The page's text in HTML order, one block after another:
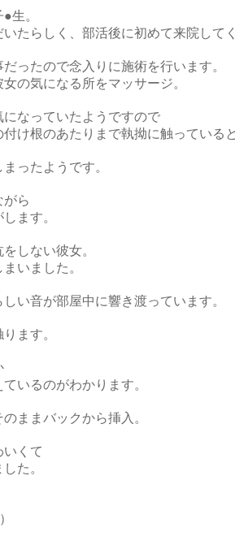
生。
たらしく、部活後に初めて来院して
ったので念入りに施術を行います。
の気になる所をマッサージ。
なっていたようですので
け根のあたりまで執拗に触っていると
ったようです。
がら
ます。
しない彼女。
いました。
い音が部屋中に響き渡っています。
ます。
いるのがわかります。
ままバックから挿入。
いくて
た。